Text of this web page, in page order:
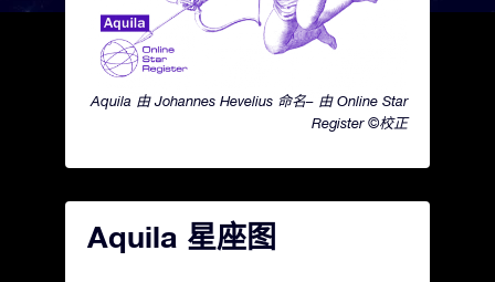
Aquila 由 Johannes Hevelius 命名– 由 Online Star
Register ©校正
Aquila 星座图